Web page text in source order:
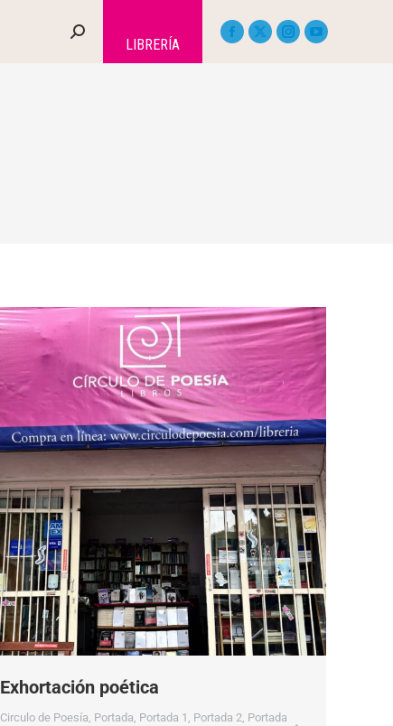
LIBRERÍA
Exhortación poética
Circulo de Poesía, Portada, Portada 1 , Portada 2, Portada